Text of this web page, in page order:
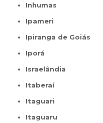
Inhumas
Ipameri
Ipiranga de Goiás
Iporá
Israelândia
Itaberaí
Itaguari
Itaguaru